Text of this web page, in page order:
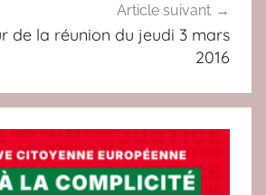
Article suivant
de la réunion du jeudi 3 mars
2016